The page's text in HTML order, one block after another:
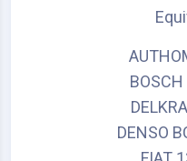
DENSO